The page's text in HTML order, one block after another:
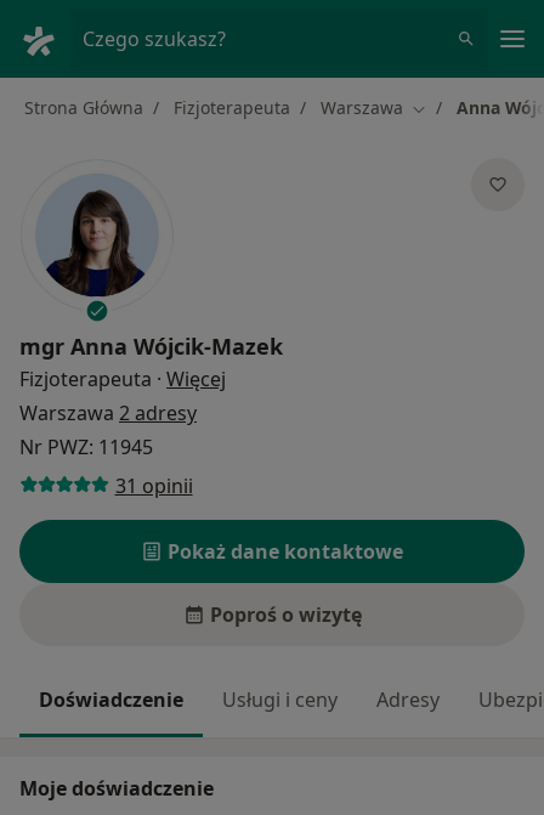
Czego szukasz?
Strona Główna Fizjoterapeuta Warszawa Zmień miasto
Anna
mgr Anna Wójcik-Mazek
Fizjoterapeuta · Więcej
Warszawa 2 adresy
Nr PWZ: 11945
31 opinii
Pokaż dane kontaktowe
Poproś o wizytę
Doświadczenie Usługi i ceny Adresy
Moje doświadczenie